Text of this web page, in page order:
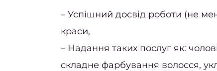
– Успішний досвід роботи (не
краси,
– Надання таких послуг як:
складне фарбування волосся,